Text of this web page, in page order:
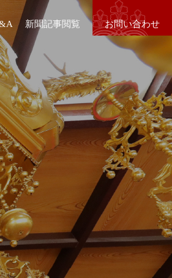
新聞記事閲覧 お問い合わせ